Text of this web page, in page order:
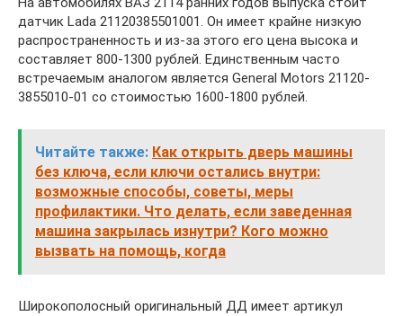
датчик Lada 21120385501001. Он имеет крайне низкую
распространенность и из-за этого его цена высока и
составляет 800-1300 рублей. Единственным часто
встречаемым аналогом является General Motors 21120-
3855010-01 со стоимостью 1600-1800 рублей.
Читайте также: Как открыть дверь машины
без ключа, если ключи остались внутри:
возможные способы, советы, меры
профилактики. Что делать, если заведенная
машина закрылась изнутри? Кого можно
вызвать на помощь, когда
Широкополосный оригинальный ДД имеет артикул